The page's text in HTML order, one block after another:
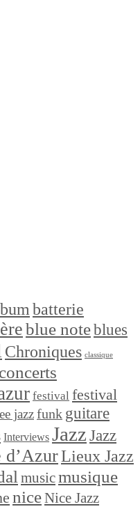
batterie
blue noteblues
Chroniques classique
concerts
festival festival
jazzfunk guitare
Interviews Jazz Jazz
d’AzurLieux Jazz
musicmusique
niceNice Jazz